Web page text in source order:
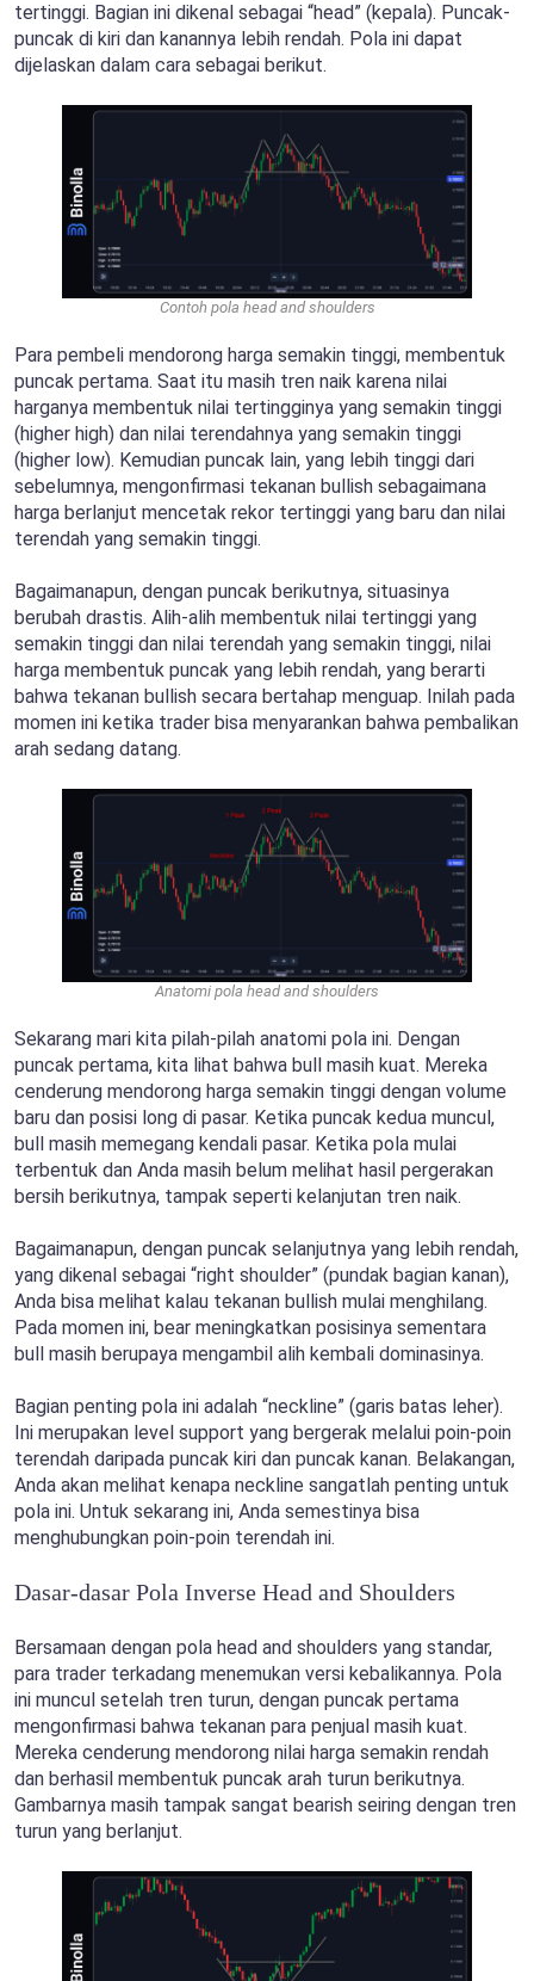
tertinggi. Bagian ini dikenal sebagai “head” (kepala). Puncak-
puncak di kiri dan kanannya lebih rendah. Pola ini dapat
dijelaskan dalam cara sebagai berikut.
Contoh pola head and shoulders
Para pembeli mendorong harga semakin tinggi, membentuk
puncak pertama. Saat itu masih tren naik karena nilai
harganya membentuk nilai tertingginya yang semakin tinggi
(higher high) dan nilai terendahnya yang semakin tinggi
(higher low). Kemudian puncak lain, yang lebih tinggi dari
sebelumnya, mengonfirmasi tekanan bullish sebagaimana
harga berlanjut mencetak rekor tertinggi yang baru dan nilai
terendah yang semakin tinggi.
Bagaimanapun, dengan puncak berikutnya, situasinya
berubah drastis. Alih-alih membentuk nilai tertinggi yang
semakin tinggi dan nilai terendah yang semakin tinggi, nilai
harga membentuk puncak yang lebih rendah, yang berarti
bahwa tekanan bullish secara bertahap menguap. Inilah pada
momen ini ketika trader bisa menyarankan bahwa pembalikan
arah sedang datang.
Anatomi pola head and shoulders
Sekarang mari kita pilah-pilah anatomi pola ini. Dengan
puncak pertama, kita lihat bahwa bull masih kuat. Mereka
cenderung mendorong harga semakin tinggi dengan volume
baru dan posisi long di pasar. Ketika puncak kedua muncul,
bull masih memegang kendali pasar. Ketika pola mulai
terbentuk dan Anda masih belum melihat hasil pergerakan
bersih berikutnya, tampak seperti kelanjutan tren naik.
Bagaimanapun, dengan puncak selanjutnya yang lebih rendah,
yang dikenal sebagai “right shoulder” (pundak bagian kanan),
Anda bisa melihat kalau tekanan bullish mulai menghilang.
Pada momen ini, bear meningkatkan posisinya sementara
bull masih berupaya mengambil alih kembali dominasinya.
Bagian penting pola ini adalah “neckline” (garis batas leher).
Ini merupakan level support yang bergerak melalui poin-poin
terendah daripada puncak kiri dan puncak kanan. Belakangan,
Anda akan melihat kenapa neckline sangatlah penting untuk
pola ini. Untuk sekarang ini, Anda semestinya bisa
menghubungkan poin-poin terendah ini.
Dasar-dasar Pola Inverse Head and Shoulders
Bersamaan dengan pola head and shoulders yang standar,
para trader terkadang menemukan versi kebalikannya. Pola
ini muncul setelah tren turun, dengan puncak pertama
mengonfirmasi bahwa tekanan para penjual masih kuat.
Mereka cenderung mendorong nilai harga semakin rendah
dan berhasil membentuk puncak arah turun berikutnya.
Gambarnya masih tampak sangat bearish seiring dengan tren
turun yang berlanjut.